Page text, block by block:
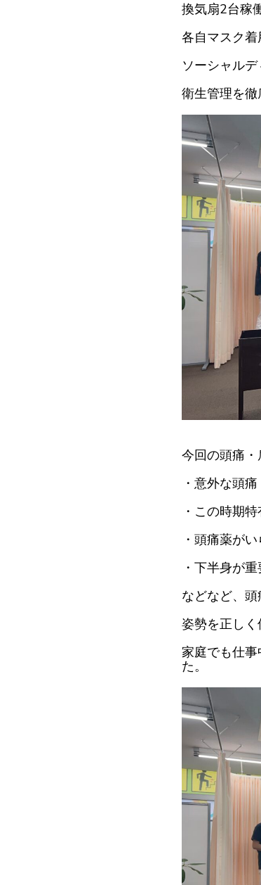
換気扇2台稼働
各自マスク着
ソーシャルデ
衛生管理を徹
今回の頭痛
・意外な頭
・この時期
・頭痛薬が
・下半身が
などなど、頭
姿勢を正しく
家庭でも仕
た。